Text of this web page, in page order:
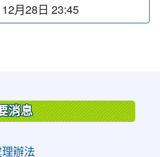
12月28日 23:45
消息
理辦法